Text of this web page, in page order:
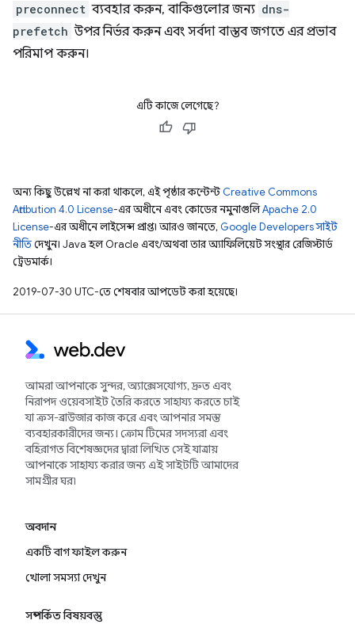
preconnect ব্যবহার করুন, বাকিগুলোর জন্য dns-
prefetch উপর নির্ভর করুন এবং সর্বদা বাস্তব জগতে এর প্রভাব
পরিমাপ করুন।
এটি কাজে লেগেছে?
অন্য কিছু উল্লেখ না করা থাকলে, এই পৃষ্ঠার কন্টেন্ট Creative Commons
Attribution 4.0 License-এর অধীনে এবং কোডের নমুনাগুলিApache 2.0
License-এর অধীনে লাইসেন্স প্রাপ্ত। আরও জানতে, Google Developers সাইট
নীতিদেখুন। Java হল Oracle এবং/অথবা তার অ্যাফিলিয়েট সংস্থার রেজিস্টার্ড
ট্রেডমার্ক।
2019-07-30 UTC-তে শেষবার আপডেট করা হয়েছে।
আমরা আপনাকে সুন্দর, অ্যাক্সেসযোগ্য, দ্রুত এবং
নিরাপদ ওয়েবসাইট তৈরি করতে সাহায্য করতে চাই
যা ক্রস-ব্রাউজার কাজ করে এবং আপনার সমস্ত
ব্যবহারকারীদের জন্য। ক্রোম টিমের সদস্যরা এবং
বহিরাগত বিশেষজ্ঞদের দ্বারা লিখিত সেই যাত্রায়
আপনাকে সাহায্য করার জন্য এই সাইটটি আমাদের
সামগ্রীর ঘর৷
অবদান
একটি বাগ ফাইল করুন
খোলা সমস্যা দেখুন
সম্পর্কিত বিষয়বস্তু